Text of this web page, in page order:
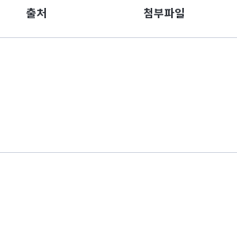
출처 첨부파일